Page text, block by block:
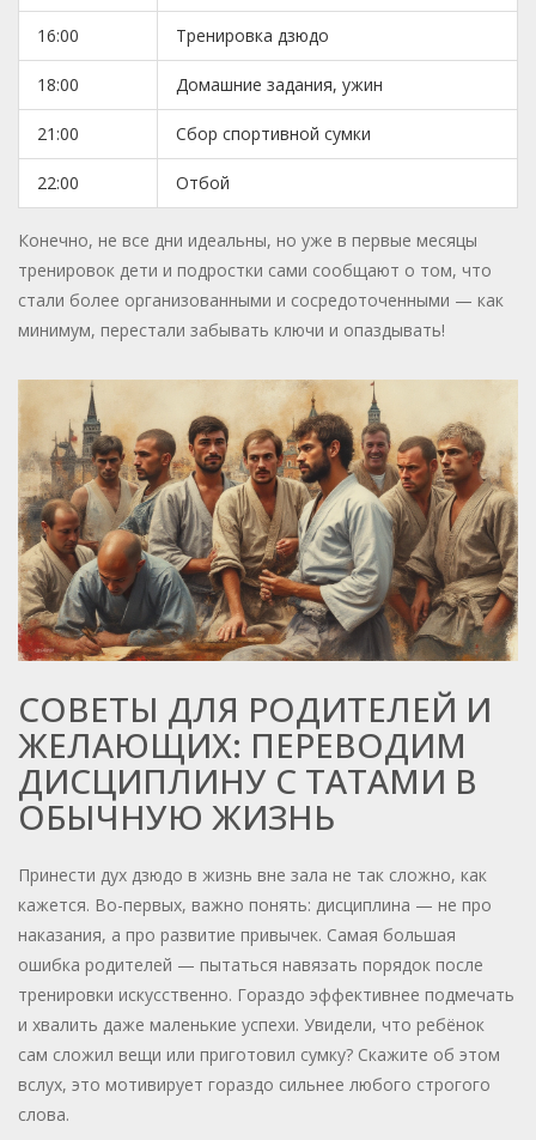
16:00 Тренировка дзюдо
18:00 Домашние задания, ужин
21:00 Сбор спортивной сумки
22:00 Отбой
Конечно, не все дни идеальны, но уже в первые месяцы
тренировок дети и подростки сами сообщают о том, что
стали более организованными и сосредоточенными — как
минимум, перестали забывать ключи и опаздывать!
СОВЕТЫ ДЛЯ РОДИТЕЛЕЙ И
ЖЕЛАЮЩИХ: ПЕРЕВОДИМ
ДИСЦИПЛИНУ С ТАТАМИ В
ОБЫЧНУЮ ЖИЗНЬ
Принести дух дзюдо в жизнь вне зала не так сложно, как
кажется. Во-первых, важно понять: дисциплина — не про
наказания, а про развитие привычек. Самая большая
ошибка родителей — пытаться навязать порядок после
тренировки искусственно. Гораздо эффективнее подмечать
и хвалить даже маленькие успехи. Увидели, что ребёнок
сам сложил вещи или приготовил сумку? Скажите об этом
вслух, это мотивирует гораздо сильнее любого строгого
слова.